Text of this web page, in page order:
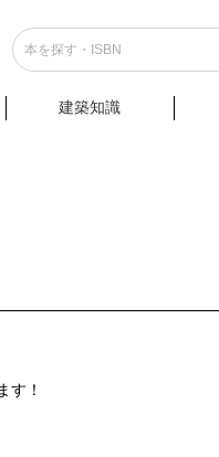
建築知識
す！